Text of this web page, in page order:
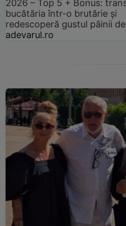
2026 – Top 5 + Bonus:
bucătăria într-o brutărie și
redescoperă gustul pâinii
adevarul.ro